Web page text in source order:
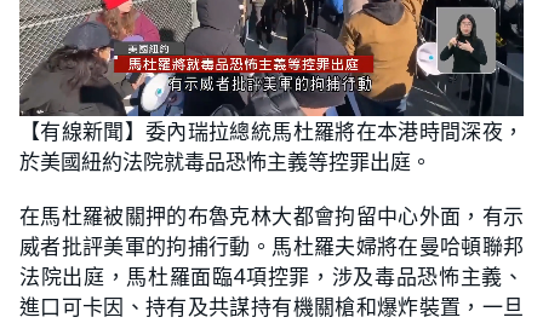
U
n
m
t
e
o
a
d
e
d
8
.
0
0
%
【有線新聞】委內瑞拉總統馬杜羅將在本港時間深夜，
於美國紐約法院就毒品恐怖主義等控罪出庭。
在馬杜羅被關押的布魯克林大都會拘留中心外面，有示
威者批評美軍的拘捕行動。馬杜羅夫婦將在曼哈頓聯邦
法院出庭，馬杜羅面臨4項控罪，涉及毒品恐怖主義、
進口可卡因、持有及共謀持有機關槍和爆炸裝置，一旦